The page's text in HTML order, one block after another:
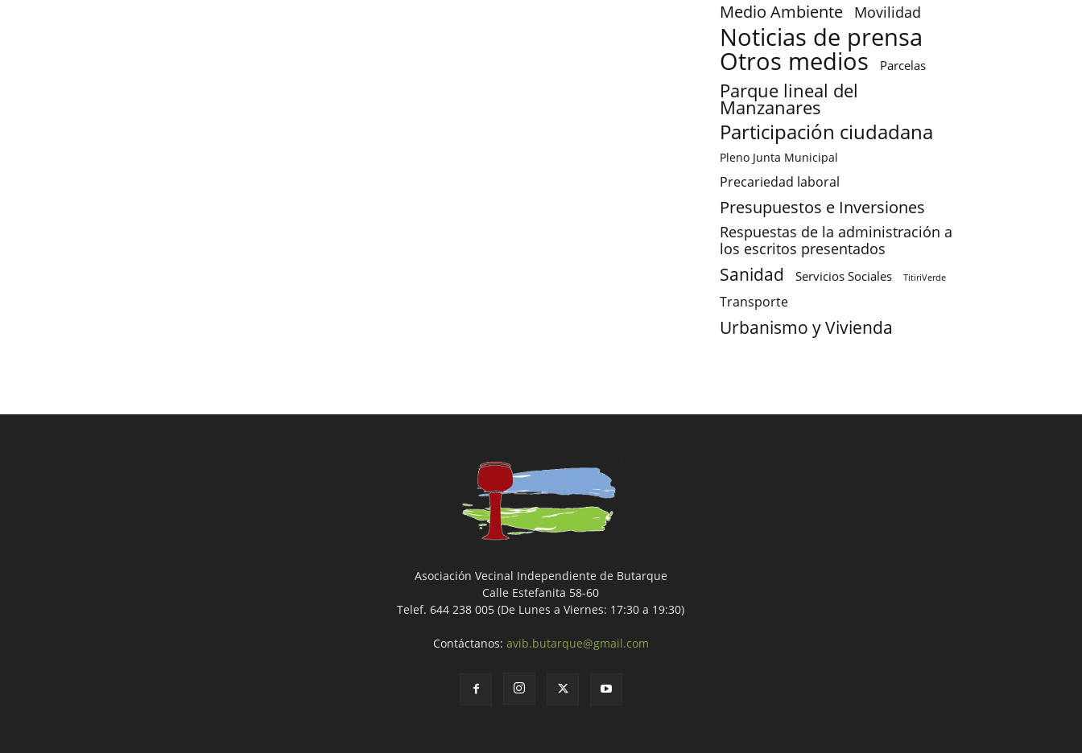
Medio Ambiente Movilidad
Noticias de prensa
Otros medios Parcelas
Parque lineal del
Manzanares
Participación ciudadana
Pleno Junta Municipal
Precariedad laboral
Presupuestos e Inversiones
Respuestas de la administración a
los escritos presentados
Sanidad Servicios Sociales TitiriVerde
Transporte
Urbanismo y Vivienda
Asociación Vecinal Independiente de Butarque
Calle Estefanita 58-60
Telef. 644 238 005 (De Lunes a Viernes: 17:30 a 19:30)
Contáctanos: avib.butarque@gmail.com